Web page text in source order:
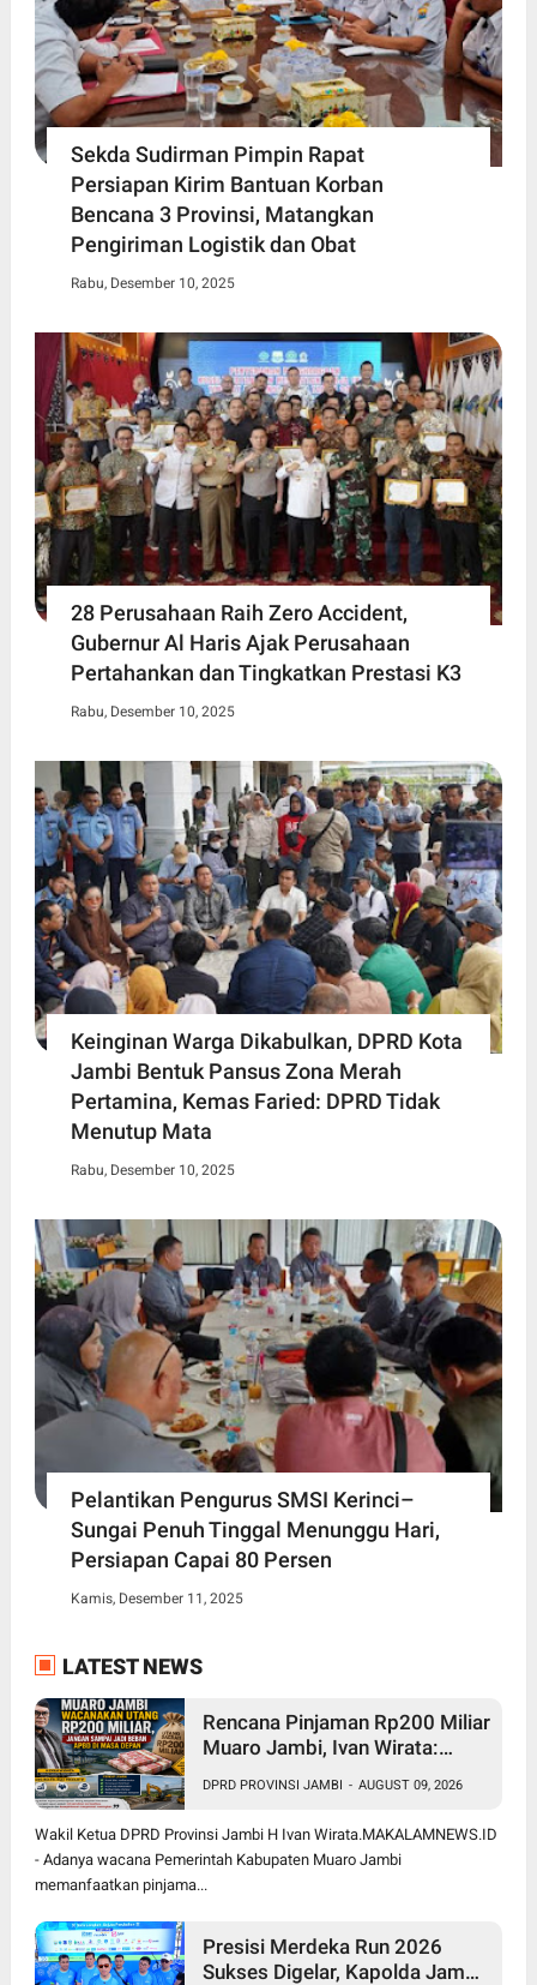
Sekda Sudirman Pimpin Rapat
Persiapan Kirim Bantuan Korban
Bencana 3 Provinsi, Matangkan
Pengiriman Logistik dan Obat
Rabu, Desember 10, 2025
28 Perusahaan Raih Zero Accident,
Gubernur Al Haris Ajak Perusahaan
Pertahankan dan Tingkatkan Prestasi K3
Rabu, Desember 10, 2025
Keinginan Warga Dikabulkan, DPRD Kota
Jambi Bentuk Pansus Zona Merah
Pertamina, Kemas Faried: DPRD Tidak
Menutup Mata
Rabu, Desember 10, 2025
Pelantikan Pengurus SMSI Kerinci–
Sungai Penuh Tinggal Menunggu Hari,
Persiapan Capai 80 Persen
Kamis, Desember 11, 2025
LATEST NEWS
Rencana Pinjaman Rp200 Miliar
Muaro Jambi, Ivan Wirata:
Pembangunan
DPRD PROVINSI JAMBI - AUGUST 09, 2026
Wakil Ketua DPRD Provinsi Jambi H Ivan Wirata.MAKALAMNEWS.ID
- Adanya wacana Pemerintah Kabupaten Muaro Jambi
memanfaatkan pinjama...
Presisi Merdeka Run 2026
Sukses Digelar, Kapolda Jambi